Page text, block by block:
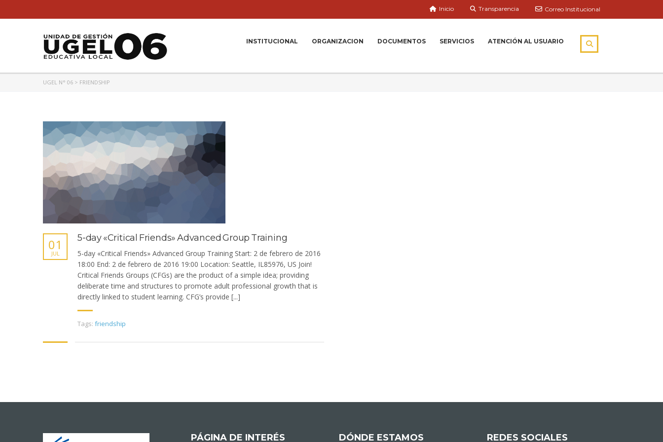
Correo Institucional
Transparencia
Inicio
INSTITUCIONAL ORGANIZACION DOCUMENTOS SERVICIOS ATENCIÓN AL USUARIO
UGEL N° 06 > FRIENDSHIP
5-day «Critical Friends» Advanced Group Training
01
JUL
5-day «Critical Friends» Advanced Group Training Start: 2 de febrero de 2016
18:00 End: 2 de febrero de 2016 19:00 Location: Seattle, IL85976, US Join!
Critical Friends Groups (CFGs) are the product of a simple idea; providing
deliberate time and structures to promote adult professional growth that is
directly linked to student learning. CFG’s provide [...]
Tags: friendship
PÁGINA DE INTERÉS DÓNDE ESTAMOS REDES SOCIALES